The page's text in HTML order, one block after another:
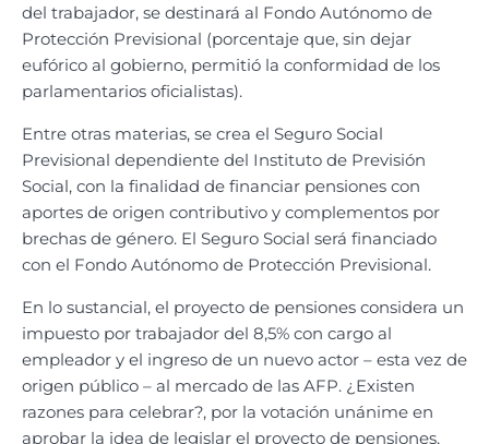
del trabajador, se destinará al Fondo Autónomo de
Protección Previsional (porcentaje que, sin dejar
eufórico al gobierno, permitió la conformidad de los
parlamentarios oficialistas).
Entre otras materias, se crea el Seguro Social
Previsional dependiente del Instituto de Previsión
Social, con la finalidad de financiar pensiones con
aportes de origen contributivo y complementos por
brechas de género. El Seguro Social será financiado
con el Fondo Autónomo de Protección Previsional.
En lo sustancial, el proyecto de pensiones considera un
impuesto por trabajador del 8,5% con cargo al
empleador y el ingreso de un nuevo actor – esta vez de
origen público – al mercado de las AFP. ¿Existen
razones para celebrar?, por la votación unánime en
aprobar la idea de legislar el proyecto de pensiones,